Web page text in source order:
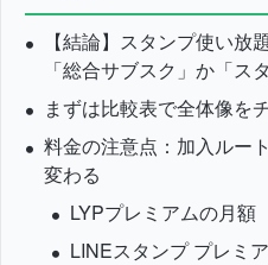
【結論】スタンプ使い放
「総合サブスク」か「ス
まずは比較表で全体像を
料金の注意点：加入ルー
変わる
LYPプレミアムの月額
LINEスタンプ プレミ